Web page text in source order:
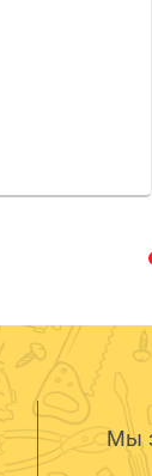
Мы